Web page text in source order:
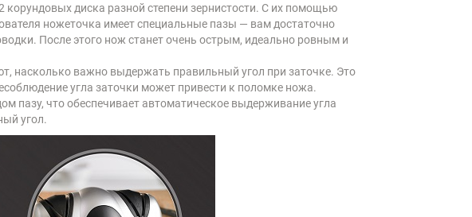
диска разной степени зернистости. С их помощью
ножеточка имеет специальные пазы — вам достаточно
После этого нож станет очень острым, идеально ровным и
насколько важно выдержать правильный угол при заточке. Это
угла заточки может привести к поломке ножа.
пазу, что обеспечивает автоматическое выдерживание угла
угол.